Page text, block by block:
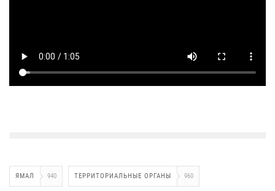
ЯМАЛ 940 ТЕРРИТОРИАЛЬНЫЕ ОРГАНЫ 960